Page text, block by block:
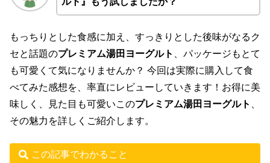
もっちりとした食感に加え、すっきりとした後味がなるク
セと話題のプレミアム湯田ヨーグルト 、パッケージもとて
も可愛くて気になりませんか？ 今回は実際に購入して食
べてみた感想を、率直にレビューしていきます！お得に美
味しく、見た目も可愛いこのプレミアム湯田ヨーグルト 、
その魅力を詳しくご紹介します。
この記事でわかること